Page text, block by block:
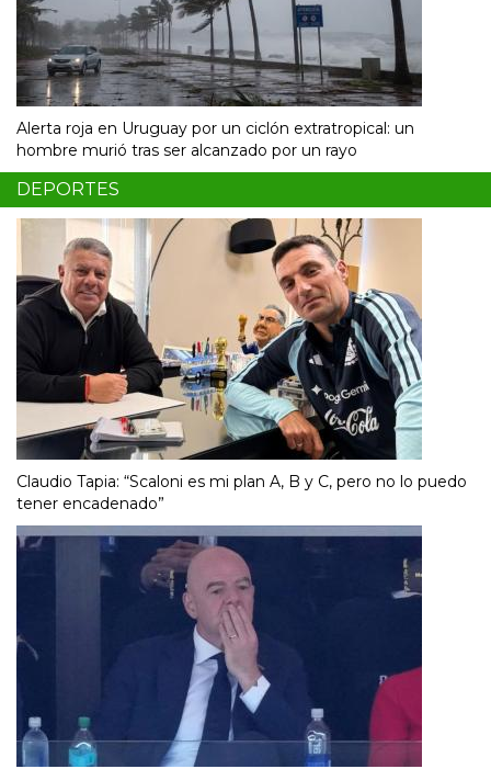
Alerta roja en Uruguay por un ciclón extratropical: un
hombre murió tras ser alcanzado por un rayo
DEPORTES
Claudio Tapia: “Scaloni es mi plan A, B y C, pero no lo puedo
tener encadenado”